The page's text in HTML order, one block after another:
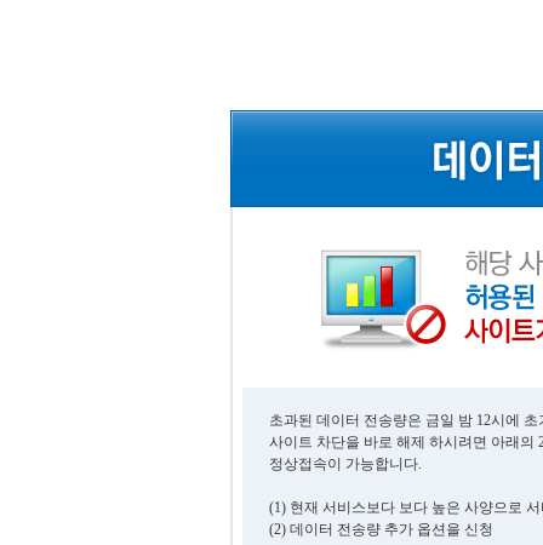
초과된 데이터 전송량은 금일 밤 12시에
사이트 차단을 바로 해제 하시려면 아래의
정상접속이 가능합니다.
(1) 현재 서비스보다 보다 높은 사양으로
(2) 데이터 전송량 추가 옵션을 신청